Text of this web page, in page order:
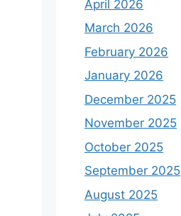
April 2026
March 2026
February 2026
January 2026
December 2025
November 2025
October 2025
September 2025
August 2025